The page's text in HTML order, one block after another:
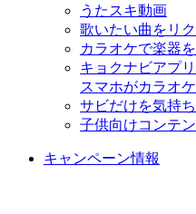
うたスキ動画
歌いたい曲をリ
カラオケで楽器
キョクナビアプリ
スマホがカラオ
サビだけを気持
子供向けコンテ
キャンペーン情報